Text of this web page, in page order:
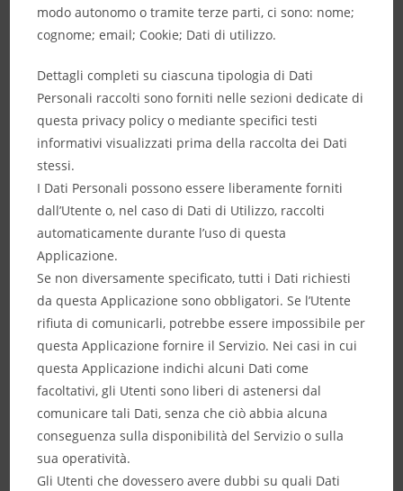
modo autonomo o tramite terze parti, ci sono: nome;
cognome; email; Cookie; Dati di utilizzo.
Dettagli completi su ciascuna tipologia di Dati
Personali raccolti sono forniti nelle sezioni dedicate di
questa privacy policy o mediante specifici testi
informativi visualizzati prima della raccolta dei Dati
stessi.
I Dati Personali possono essere liberamente forniti
dall’Utente o, nel caso di Dati di Utilizzo, raccolti
automaticamente durante l’uso di questa
Applicazione.
Se non diversamente specificato, tutti i Dati richiesti
da questa Applicazione sono obbligatori. Se l’Utente
rifiuta di comunicarli, potrebbe essere impossibile per
questa Applicazione fornire il Servizio. Nei casi in cui
questa Applicazione indichi alcuni Dati come
facoltativi, gli Utenti sono liberi di astenersi dal
comunicare tali Dati, senza che ciò abbia alcuna
conseguenza sulla disponibilità del Servizio o sulla
sua operatività.
Gli Utenti che dovessero avere dubbi su quali Dati